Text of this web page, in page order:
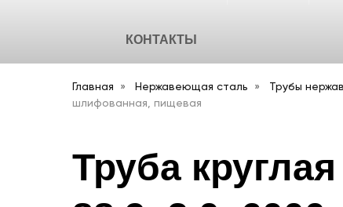
КОНТАКТЫ
Главная Нержавеющая сталь Трубы
шлифованная, пищевая
Труба